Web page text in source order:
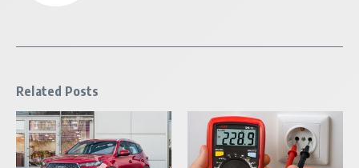
Related Posts